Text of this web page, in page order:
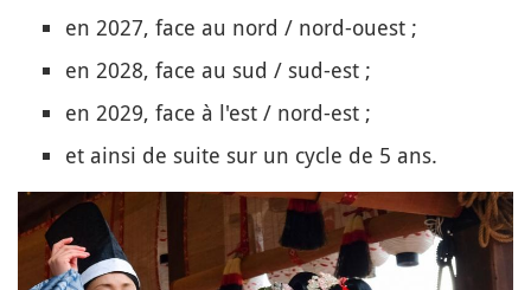
en 2027, face au nord / nord-ouest ;
en 2028, face au sud / sud-est ;
en 2029, face à l'est / nord-est ;
et ainsi de suite sur un cycle de 5 ans.